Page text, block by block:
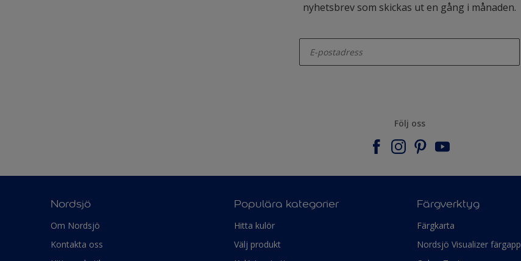
nyhetsbrev som skickas ut en gång i månaden.
Följ oss
Nordsjö
Om Nordsjö
Kontakta oss
Populära kategorier
Hitta kulör
Välj produkt
Färgverktyg
Färgkarta
Nordsjö Visualizer färgapp